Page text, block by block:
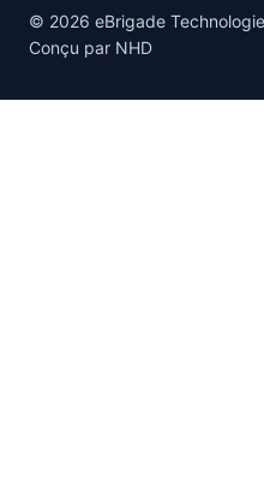
© 2026 eBrigade
Conçu par NHD